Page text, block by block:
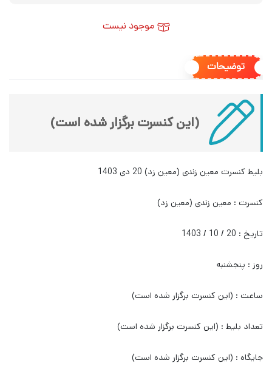
موجود نیست
توضیحات
(این کنسرت برگزار شده است)
بلیط کنسرت معین زندی (معین زد) 20 دی 1403
کنسرت : معین زندی (معین زد)
تاریخ : 20 / 10 / 1403
روز : پنجشنبه
ساعت : (این کنسرت برگزار شده است)
تعداد بلیط : (این کنسرت برگزار شده است)
جایگاه : (این کنسرت برگزار شده است)